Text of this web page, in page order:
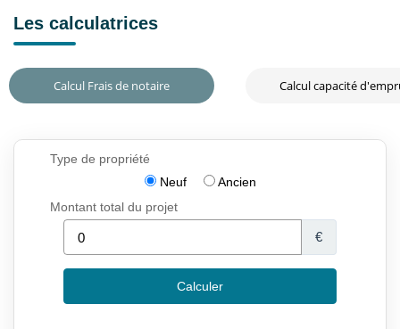
Les calculatrices
Calcul Frais de notaire Calcul capacité